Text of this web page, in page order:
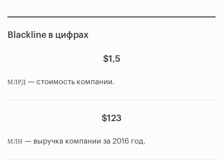
Blackline в цифрах
$1,5
МЛРД — стоимость компании.
$123
МЛН — выручка компании за 2016 год.